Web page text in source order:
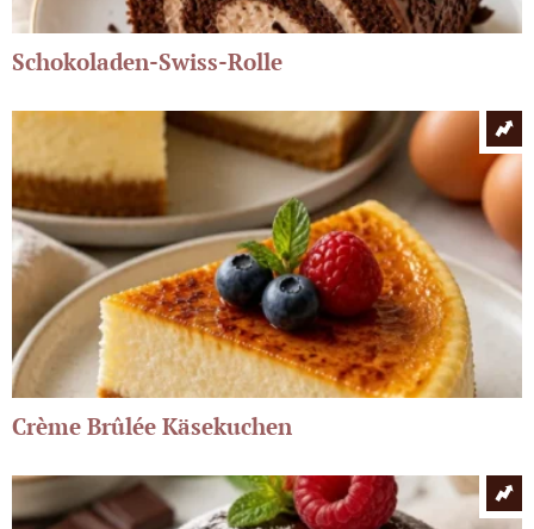
Schokoladen-Swiss-Rolle
Crème Brûlée Käsekuchen